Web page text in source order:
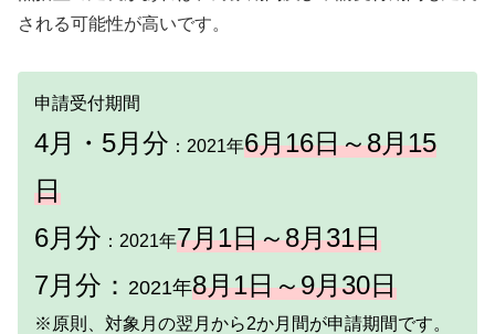
される可能性が高いです。
申請受付期間
4月・5月分 ：2021年6月16日～8月15
日
6月分 ：2021年7月1日～8月31日
7月分： 2021年8月1日～9月30日
※原則、対象月の翌月から2か月間が申請期間です。